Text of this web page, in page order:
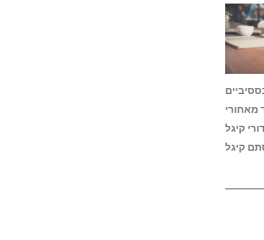
מאחורי
קיגל